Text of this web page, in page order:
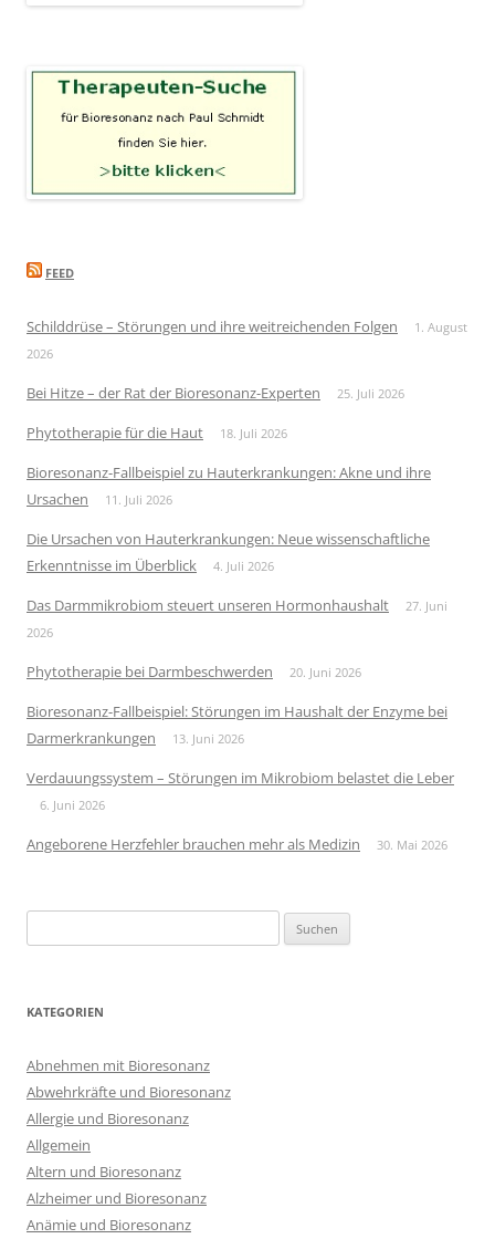
FEED
Schilddrüse – Störungen und ihre weitreichenden Folgen
1. August
2026
Bei Hitze – der Rat der Bioresonanz-Experten 25. Juli 2026
Phytotherapie für die Haut 18. Juli 2026
Bioresonanz-Fallbeispiel zu Hauterkrankungen: Akne und ihre
Ursachen
11. Juli 2026
Die Ursachen von Hauterkrankungen: Neue wissenschaftliche
Erkenntnisse im Überblick
4. Juli 2026
Das Darmmikrobiom steuert unseren Hormonhaushalt
27. Juni
2026
Phytotherapie bei Darmbeschwerden 20. Juni 2026
Bioresonanz-Fallbeispiel: Störungen im Haushalt der Enzyme bei
Darmerkrankungen
13. Juni 2026
Verdauungssystem – Störungen im Mikrobiom belastet die Leber
6. Juni 2026
Angeborene Herzfehler brauchen mehr als Medizin 30. Mai 2026
nach:
KATEGORIEN
Abnehmen mit Bioresonanz
Abwehrkräfte und Bioresonanz
Allergie und Bioresonanz
Allgemein
Altern und Bioresonanz
Alzheimer und Bioresonanz
Anämie und Bioresonanz